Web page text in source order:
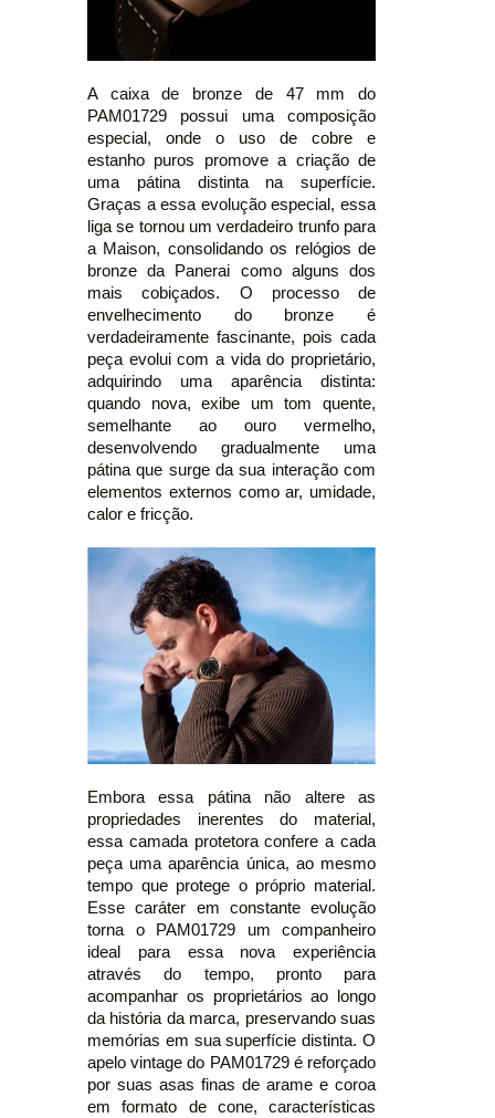
A caixa de bronze de 47 mm do
PAM01729 possui uma composição
especial, onde o uso de cobre e
estanho puros promove a criação de
uma pátina distinta na superfície.
Graças a essa evolução especial, essa
liga se tornou um verdadeiro trunfo para
a Maison, consolidando os relógios de
bronze da Panerai como alguns dos
mais cobiçados. O processo de
envelhecimento do bronze é
verdadeiramente fascinante, pois cada
peça evolui com a vida do proprietário,
adquirindo uma aparência distinta:
quando nova, exibe um tom quente,
semelhante ao ouro vermelho,
desenvolvendo gradualmente uma
pátina que surge da sua interação com
elementos externos como ar, umidade,
calor e fricção.
Embora essa pátina não altere as
propriedades inerentes do material,
essa camada protetora confere a cada
peça uma aparência única, ao mesmo
tempo que protege o próprio material.
Esse caráter em constante evolução
torna o PAM01729 um companheiro
ideal para essa nova experiência
através do tempo, pronto para
acompanhar os proprietários ao longo
da história da marca, preservando suas
memórias em sua superfície distinta. O
apelo vintage do PAM01729 é reforçado
por suas asas finas de arame e coroa
em formato de cone, características